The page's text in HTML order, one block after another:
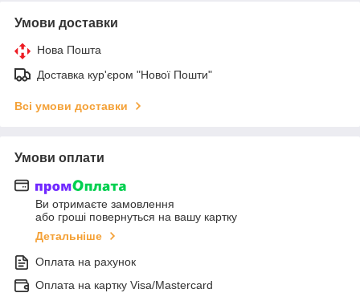
Умови доставки
Нова Пошта
Доставка кур'єром "Нової Пошти"
Всі умови доставки
Умови оплати
Ви отримаєте замовлення
або гроші повернуться на вашу картку
Детальніше
Оплата на рахунок
Оплата на картку Visa/Mastercard